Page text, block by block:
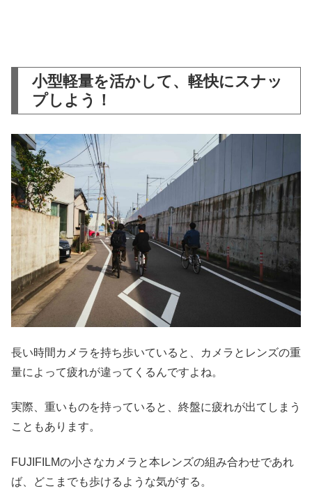
小型軽量を活かして、軽快にスナッ
プしよう！
長い時間カメラを持ち歩いていると、カメラとレンズの重
量によって疲れが違ってくるんですよね。
実際、重いものを持っていると、終盤に疲れが出てしまう
こともあります。
FUJIFILMの小さなカメラと本レンズの組み合わせであれ
ば、どこまでも歩けるような気がする。